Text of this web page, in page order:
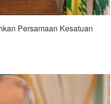
Persamaan Kesatuan